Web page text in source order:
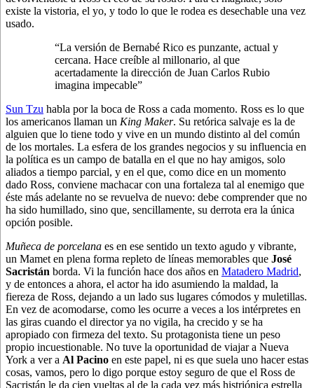
existe la vistoria, el yo, y todo lo que le rodea es desechable una vez
usado.
“La versión de Bernabé Rico es punzante, actual y
cercana. Hace creíble al millonario, al que
acertadamente la dirección de Juan Carlos Rubio
imagina impecable”
Sun Tzu habla por la boca de Ross a cada momento. Ross es lo que
los americanos llaman un King Maker. Su retórica salvaje es la de
alguien que lo tiene todo y vive en un mundo distinto al del común
de los mortales. La esfera de los grandes negocios y su influencia en
la política es un campo de batalla en el que no hay amigos, solo
aliados a tiempo parcial, y en el que, como dice en un momento
dado Ross, conviene machacar con una fortaleza tal al enemigo que
éste más adelante no se revuelva de nuevo: debe comprender que no
ha sido humillado, sino que, sencillamente, su derrota era la única
opción posible.
Muñeca de porcelana es en ese sentido un texto agudo y vibrante,
un Mamet en plena forma repleto de líneas memorables que José
Sacristán borda. Vi la función hace dos años en Matadero Madrid,
y de entonces a ahora, el actor ha ido asumiendo la maldad, la
fiereza de Ross, dejando a un lado sus lugares cómodos y muletillas.
En vez de acomodarse, como les ocurre a veces a los intérpretes en
las giras cuando el director ya no vigila, ha crecido y se ha
apropiado con firmeza del texto. Su protagonista tiene un peso
propio incuestionable. No tuve la oportunidad de viajar a Nueva
York a ver a Al Pacino en este papel, ni es que suela uno hacer estas
cosas, vamos, pero lo digo porque estoy seguro de que el Ross de
Sacristán le da cien vueltas al de la cada vez más histriónica estrella